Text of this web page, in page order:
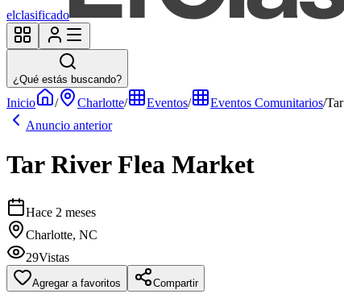
elclasificado
¿Qué estás buscando?
Inicio / Charlotte/ Eventos/ Eventos Comunitarios/
Anuncio anterior
Tar River Flea Market
Hace 2 meses
Charlotte, NC
29Vistas
Agregar a favoritos Compartir